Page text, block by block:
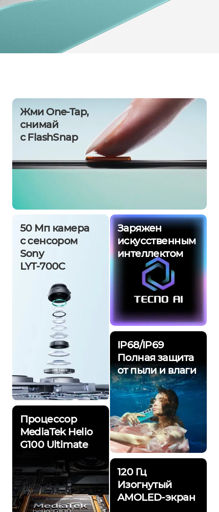
Жми One-Tap,
снимай
с FlashSnap
50 Мп камера
с сенсором
Sony
LYT-700C
Заряжен
искусственным
интеллектом
Процессор
MediaTek Helio
G100 Ultimate
IP68/IP69
Полная защита
от пыли и влаги
120 Гц
Изогнутый
AMOLED-экран